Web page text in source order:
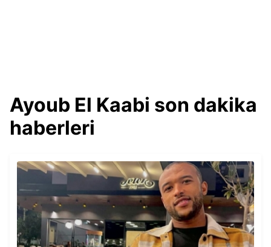
Ayoub El Kaabi son dakika
haberleri